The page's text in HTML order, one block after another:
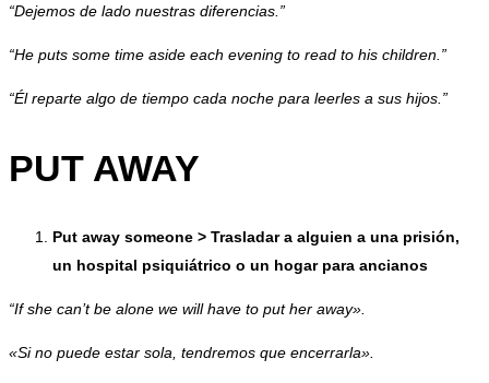
“Dejemos de lado nuestras diferencias.”
“He puts some time aside each evening to read to his children.”
“Él reparte algo de tiempo cada noche para leerles a sus hijos.”
PUT AWAY
Put away someone > Trasladar a alguien a una prisión,
un hospital psiquiátrico o un hogar para ancianos
“If she can’t be alone we will have to put her away».
«Si no puede estar sola, tendremos que encerrarla».